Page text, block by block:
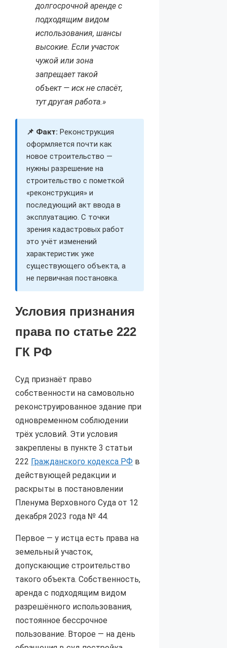
долгосрочной аренде с
подходящим видом
использования, шансы
высокие. Если участок
чужой или зона
запрещает такой
объект — иск не спасёт,
тут другая работа.»
📌 Факт: Реконструкция
оформляется почти как
новое строительство —
нужны разрешение на
строительство с пометкой
«реконструкция» и
последующий акт ввода в
эксплуатацию. С точки
зрения кадастровых работ
это учёт изменений
характеристик уже
существующего объекта, а
не первичная постановка.
Условия признания
права по статье 222
ГК РФ
Суд признаёт право
собственности на самовольно
реконструированное здание при
одновременном соблюдении
трёх условий. Эти условия
закреплены в пункте 3 статьи
222 Гражданского кодекса РФ в
действующей редакции и
раскрыты в постановлении
Пленума Верховного Суда от 12
декабря 2023 года № 44.
Первое — у истца есть права на
земельный участок,
допускающие строительство
такого объекта. Собственность,
аренда с подходящим видом
разрешённого использования,
постоянное бессрочное
пользование. Второе — на день